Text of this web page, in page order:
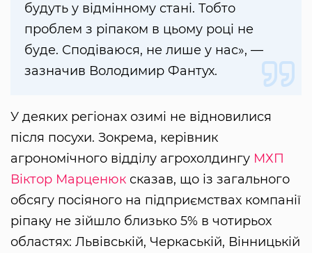
будуть у відмінному стані. Тобто
проблем з ріпаком в цьому році не
буде. Сподіваюся, не лише у нас», —
зазначив Володимир Фантух.
У деяких регіонах озимі не відновилися
після посухи. Зокрема, керівник
агрономічного відділу агрохолдингу МХП
Віктор Марценюк сказав, що із загального
обсягу посіяного на підприємствах компанії
ріпаку не зійшло близько 5% в чотирьох
областях: Львівській, Черкаській, Вінницькій